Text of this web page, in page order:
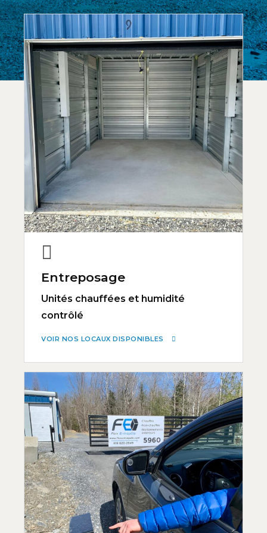
Entreposage
Unités chauffées et humidité
contrôlé
VOIR NOS LOCAUX DISPONIBLES